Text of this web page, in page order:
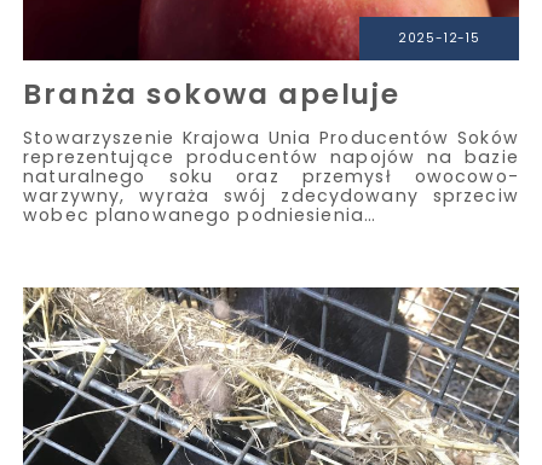
2025-12-15
Branża sokowa apeluje
Stowarzyszenie Krajowa Unia Producentów Soków
reprezentujące producentów napojów na bazie
naturalnego soku oraz przemysł owocowo-
warzywny, wyraża swój zdecydowany sprzeciw
wobec planowanego podniesienia…